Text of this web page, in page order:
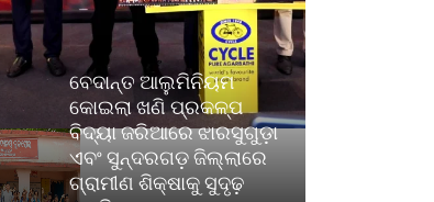
ବେଦାନ୍ତ ଆଲୁମିନିୟମ
କୋଇଲା ଖଣି ପ୍ରକଳ୍ପ
ବିଦ୍ୟା ଜରିଆରେ ଝାରସୁଗୁଡ଼ା
ଏବଂ ସୁନ୍ଦରଗଡ଼ ଜିଲ୍ଲାରେ
ଗ୍ରାମୀଣ ଶିକ୍ଷାକୁ ସୁଦୃଢ଼